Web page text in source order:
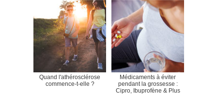
Quand l'athérosclérose
commence-t-elle ?
Médicaments à éviter
pendant la grossesse :
Cipro, Ibuprofène & Plus